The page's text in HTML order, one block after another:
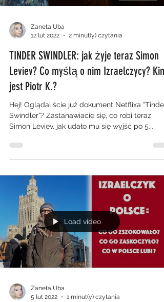
Zaneta Uba
12 lut 2022
2 minut(y) czytania
TINDER SWINDLER: jak żyje teraz Simon
Leviev? Co myślą o nim Izraelczycy? Kim
jest Piotr K.?
Hej! Oglądaliście już dokument Netflixa “Tinder
Swindler”? Zastanawiacie się, co robi teraz
Simon Leviev, jak udało mu się wyjść po 5...
Load video
Zaneta Uba
5 lut 2022
1 minut(y) czytania